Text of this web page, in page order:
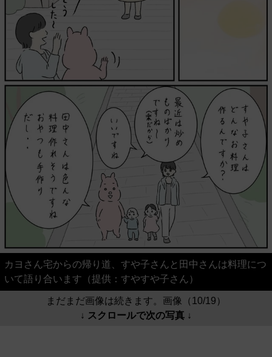
カヨさん宅からの帰り道、すや子さんと田中さんは料理につ
いて語り合います（提供：すやすや子さん）
まだまだ画像は続きます。画像（10/19）
↓ スクロールで次の写真 ↓